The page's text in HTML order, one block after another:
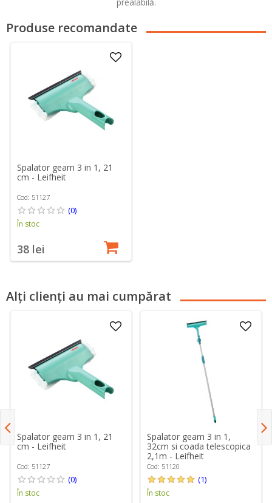
Produse recomandate
Spalator geam 3 in 1, 21
cm - Leifheit
Cod: 51127
(0)
În stoc
38 lei
Alți clienți au mai cumpărat
Spalator geam 3 in 1, 21
cm - Leifheit
Cod: 51127
(0)
În stoc
Spalator geam 3 in 1,
32cm si coada telescopica
2,1m - Leifheit
Cod: 51120
(1)
În stoc